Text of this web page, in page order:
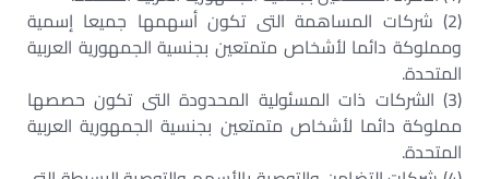
(2) شركات المساهمة التى تكون أسهمها جميعا إسمية
ومملوكة دائما لأشخاص متمتعين بجنسية الجمهورية العربية
المتحدة.
(3) الشركات ذات المسئولية المحدودة التى تكون حصصها
مملوكة دائما لأشخاص متمتعين بجنسية الجمهورية العربية
المتحدة.